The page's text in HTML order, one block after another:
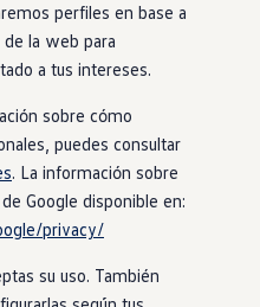
carga y ahorro
perfiles en base a
la web para
a tus intereses.
sobre cómo
puedes consultar
. La información sobre
Google disponible en:
privacy/
su uso. También